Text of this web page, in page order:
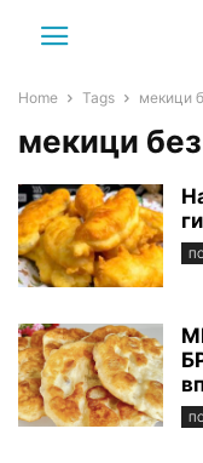
Home Tags мекици
мекици без